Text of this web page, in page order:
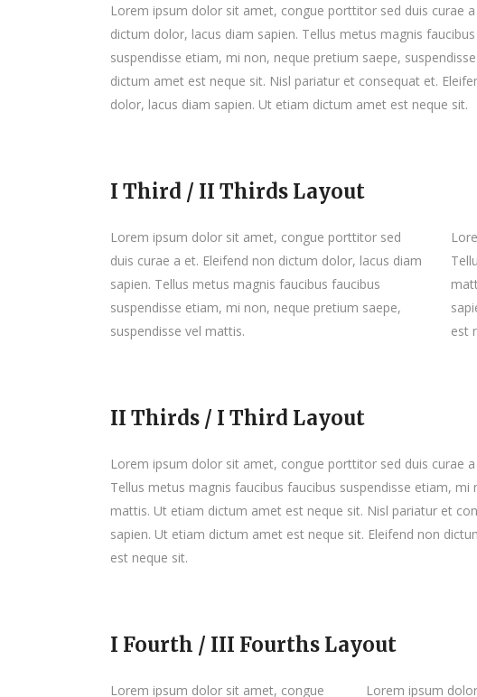
Lorem ipsum dolor sit amet, congue porttitor sed duis curae
dictum dolor, lacus diam sapien. Tellus metus magnis
suspendisse etiam, mi non, neque pretium saepe,
dictum amet est neque sit. Nisl pariatur et consequat et.
dolor, lacus diam sapien. Ut etiam dictum amet est neque sit.
I Third / II Thirds Layout
Lorem ipsum dolor sit amet, congue porttitor sed
duis curae a et. Eleifend non dictum dolor, lacus diam
sapien. Tellus metus magnis faucibus faucibus
suspendisse etiam, mi non, neque pretium saepe,
suspendisse vel mattis.
est
II Thirds / I Third Layout
Lorem ipsum dolor sit amet, congue porttitor sed duis curae
Tellus metus magnis faucibus faucibus suspendisse etiam,
mattis. Ut etiam dictum amet est neque sit. Nisl pariatur et
sapien. Ut etiam dictum amet est neque sit. Eleifend non
est neque sit.
I Fourth / III Fourths Layout
Lorem ipsum dolor sit amet, congue
Lorem ipsum